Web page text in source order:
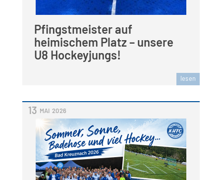
Pfingstmeister auf
heimischem Platz – unsere
U8 Hockeyjungs!
lesen
13 MAI 2026